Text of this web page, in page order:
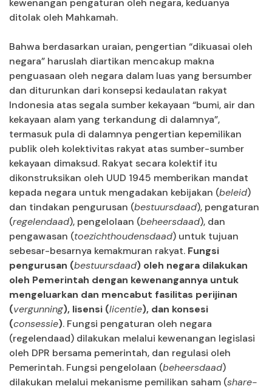
ditolak oleh Mahkamah.
Bahwa berdasarkan uraian, pengertian “dikuasai oleh
negara” haruslah diartikan mencakup makna
penguasaan oleh negara dalam luas yang bersumber
dan diturunkan dari konsepsi kedaulatan rakyat
Indonesia atas segala sumber kekayaan “bumi, air dan
kekayaan alam yang terkandung di dalamnya”,
termasuk pula di dalamnya pengertian kepemilikan
publik oleh kolektivitas rakyat atas sumber-sumber
kekayaan dimaksud. Rakyat secara kolektif itu
dikonstruksikan oleh UUD 1945 memberikan mandat
kepada negara untuk mengadakan kebijakan (beleid)
dan tindakan pengurusan (bestuursdaad), pengaturan
(regelendaad), pengelolaan (beheersdaad), dan
pengawasan (toezichthoudensdaad) untuk tujuan
sebesar-besarnya kemakmuran rakyat. Fungsi
pengurusan (bestuursdaad) oleh negara dilakukan
oleh Pemerintah dengan kewenangannya untuk
mengeluarkan dan mencabut fasilitas perijinan
(vergunning), lisensi (licentie), dan konsesi
(consessie). Fungsi pengaturan oleh negara
(regelendaad) dilakukan melalui kewenangan legislasi
oleh DPR bersama pemerintah, dan regulasi oleh
Pemerintah. Fungsi pengelolaan (beheersdaad)
dilakukan melalui mekanisme pemilikan saham (share-